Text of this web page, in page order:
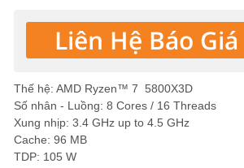
Liên Hệ Báo Giá
Thế hệ: AMD Ryzen™ 7 5800X3D
Số nhân - Luồng: 8 Cores / 16 Threads
Xung nhịp: 3.4 GHz up to 4.5 GHz
Cache: 96 MB
TDP: 105 W